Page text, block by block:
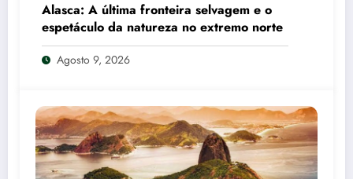
Alasca: A última fronteira selvagem e o
espetáculo da natureza no extremo norte
Agosto 9, 2026